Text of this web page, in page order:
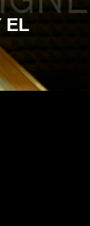
EL